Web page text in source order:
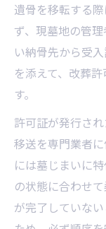
遺骨を移転する
ず、現墓地の管
い納骨先から受
を添えて、改葬
す。
許可証が発行さ
移送を専門業者
には墓じまいに
の状態に合わせ
が完了していな